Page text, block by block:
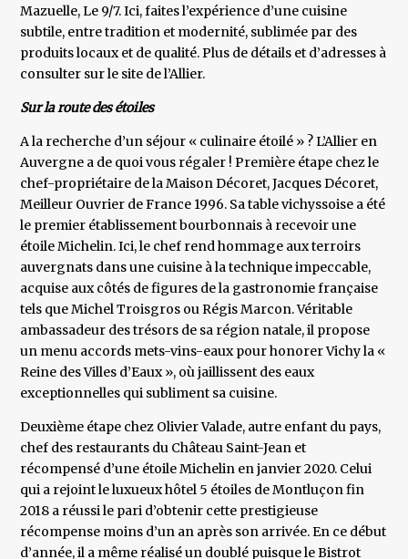
Mazuelle, Le 9/7. Ici, faites l’expérience d’une cuisine
subtile, entre tradition et modernité, sublimée par des
produits locaux et de qualité. Plus de détails et d’adresses à
consulter sur le site de l’Allier.
Sur la route des étoiles
A la recherche d’un séjour « culinaire étoilé » ? L’Allier en
Auvergne a de quoi vous régaler ! Première étape chez le
chef-propriétaire de la Maison Décoret, Jacques Décoret,
Meilleur Ouvrier de France 1996. Sa table vichyssoise a été
le premier établissement bourbonnais à recevoir une
étoile Michelin. Ici, le chef rend hommage aux terroirs
auvergnats dans une cuisine à la technique impeccable,
acquise aux côtés de figures de la gastronomie française
tels que Michel Troisgros ou Régis Marcon. Véritable
ambassadeur des trésors de sa région natale, il propose
un menu accords mets-vins-eaux pour honorer Vichy la «
Reine des Villes d’Eaux », où jaillissent des eaux
exceptionnelles qui subliment sa cuisine.
Deuxième étape chez Olivier Valade, autre enfant du pays,
chef des restaurants du Château Saint-Jean et
récompensé d’une étoile Michelin en janvier 2020. Celui
qui a rejoint le luxueux hôtel 5 étoiles de Montluçon fin
2018 a réussi le pari d’obtenir cette prestigieuse
récompense moins d’un an après son arrivée. En ce début
d’année, il a même réalisé un doublé puisque le Bistrot